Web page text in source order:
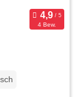
4 Bew.